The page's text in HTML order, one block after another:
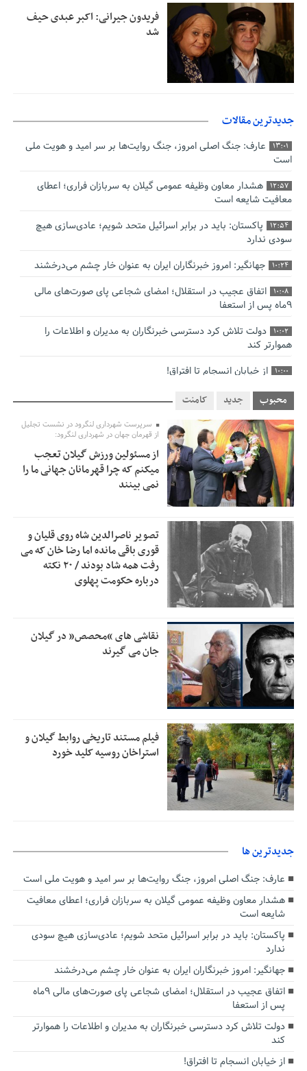
فریدون جیرانی: اکبر عبدی حیف
شد
جدیدترین مقالات
13:01
عارف: جنگ اصلی امروز، جنگ روایت‌ها بر سر امید و هویت ملی
است
12:57
هشدار معاون وظیفه عمومی گیلان به سربازان فراری؛ اعطای
معافیت شایعه است
12:54
پاکستان: باید در برابر اسرائیل متحد شویم؛ عادی‌سازی هیچ
سودی ندارد
10:24 جهانگیر: امروز خبرنگاران ایران به عنوان خار چشم می‌درخشند
10:08
اتفاق عجیب در استقلال؛ امضای شجاعی پای صورت‌های مالی
٩ماه پس از استعفا
10:02
دولت تلاش کرد دسترسی خبرنگاران به مدیران و اطلاعات را
هموارتر کند
10:00 از خیابان انسجام تا افتراق!
9:48
چالش نظارت بر درمانگران اینستاگرامی/ نسخه وزارت بهداشت
برای جلوگیری از فعالیت پزشک‌نماها
9:34 خبرنگارانی که جنگ را برای تاریخ نوشتند
9:32
پشتیبانی از زنجیره ارزش بادام زمینی در اولویت سیاست‌های
حمایتی گیلان است
12:46 بخش دوم گفت‌وگوی پزشکیان با مردم امشب پخش می‌شود
12:33 جزئیات فعال‌سازی «کیف پول ایران» اعلام شد
حمایت از مرزنشینان نباید به زیان تولید باشد/مواد اولیه با
کولبری وارد شود
11:05 شایعه «معافیت سربازان فراری» تکذیب شد
11:04 امیر اکرمی‌نیا: ارتش کاملاً آماده است
محبوب جدید کامنت
سرپرست شهرداری لنگرود در نشست تجلیل
از قهرمان جهان در شهرداری لنگرود:
از مسئولین ورزش گیلان تعجب
میکنم که چرا قهرمانان جهانی ما را
نمی بینند
تصویر ناصرالدین شاه روی قلیان و
قوری باقی مانده اما رضا خان که می
رفت همه شاد بودند / ۲۰ نکته
درباره حکومت پهلوی
نقاشی های “محصص” در گیلان
جان می گیرند
فیلم مستند تاریخی روابط گیلان و
استراخان روسیه کلید خورد
جديدترين ها
عارف: جنگ اصلی امروز، جنگ روایت‌ها بر سر امید و هویت ملی است
هشدار معاون وظیفه عمومی گیلان به سربازان فراری؛ اعطای معافیت
شایعه است
پاکستان: باید در برابر اسرائیل متحد شویم؛ عادی‌سازی هیچ سودی
ندارد
جهانگیر: امروز خبرنگاران ایران به عنوان خار چشم می‌درخشند
اتفاق عجیب در استقلال؛ امضای شجاعی پای صورت‌های مالی ٩ماه
پس از استعفا
دولت تلاش کرد دسترسی خبرنگاران به مدیران و اطلاعات را هموارتر
کند
از خیابان انسجام تا افتراق!